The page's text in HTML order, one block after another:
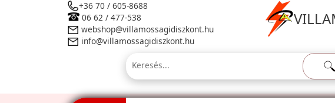
+36 70 / 605-8688
06 62 / 477-538
webshop@villamossagidiszkont.hu
info@villamossagidiszkont.hu